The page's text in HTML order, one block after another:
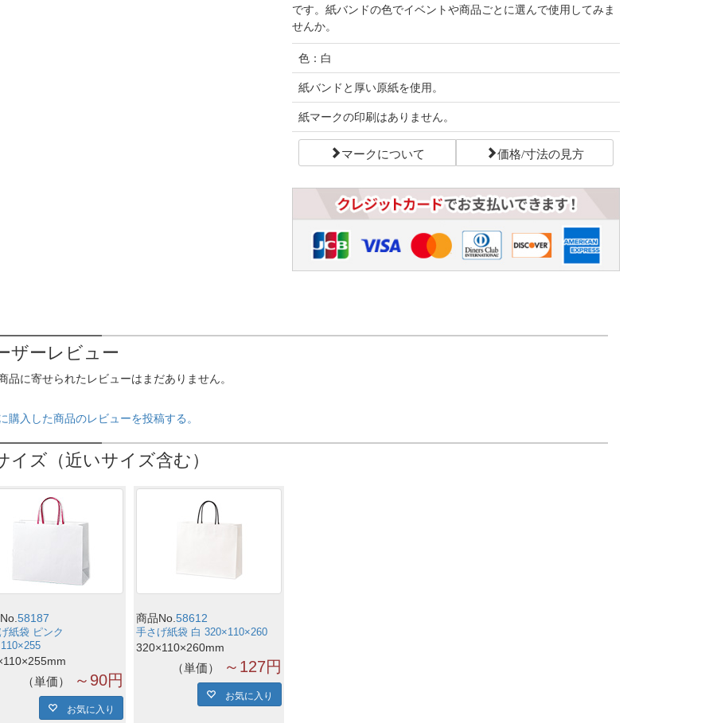
です。紙バンドの色でイベントや商品ごとに選んで使用してみま
せんか。
色：白
紙バンドと厚い原紙を使用。
紙マークの印刷はありません。
マークについて 価格/寸法の見方
ザーレビュー
品に寄せられたレビューはまだありません。
購入した商品のレビューを投稿する。
イズ（近いサイズ含む）
58187
紙袋 ピンク
単価 ～90円
お気に入り
商品No. 58612
手さげ紙袋 白 320×110×260
320×110×260mm
単価 ～127円
お気に入り